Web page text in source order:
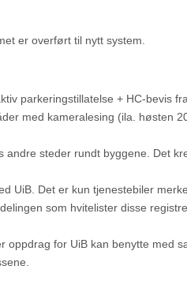
er overført til nytt system.
parkeringstillatelse + HC-bevis
med kameralesing (ila. høsten
steder rundt byggene. Det
UiB. Det er kun tjenestebiler
som hvitelister disse
oppdrag for UiB kan benytte med